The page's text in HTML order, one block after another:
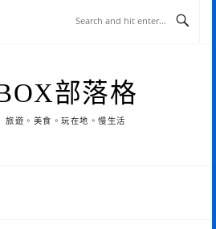
部落格
旅遊。美食。玩在地。慢生活